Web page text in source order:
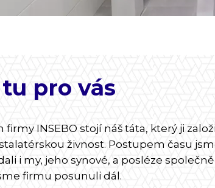
pro vás
firmy INSEBO stojí náš táta, který ji
živnost. Postupem času
i my, jeho synové, a posléze
firmu posunuli dál.